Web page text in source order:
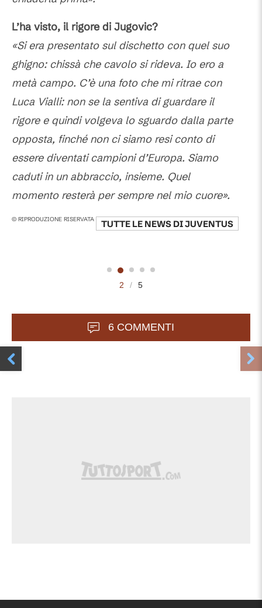
L’ha visto, il rigore di Jugovic?
«Si era presentato sul dischetto con quel suo
ghigno: chissà che cavolo si rideva. Io ero a
metà campo. C’è una foto che mi ritrae con
Luca Vialli: non se la sentiva di guardare il
rigore e quindi volgeva lo sguardo dalla parte
opposta, finché non ci siamo resi conto di
essere diventati campioni d’Europa. Siamo
caduti in un abbraccio, insieme. Quel
momento resterà per sempre nel mio cuore».
© RIPRODUZIONE RISERVATA TUTTE LE NEWS DIJUVENTUS
2 / 5
6 COMMENTI